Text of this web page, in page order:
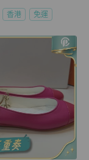
香港 免運